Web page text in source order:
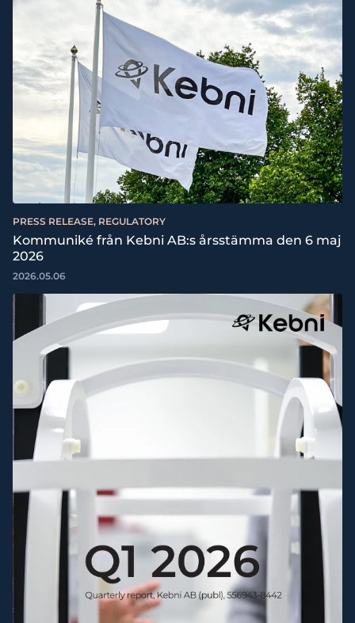
PRESS RELEASE, REGULATORY
Kommuniké från Kebni AB:s årsstämma den 6 maj
2026
2026.05.06